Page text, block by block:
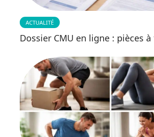
ACTUALITÉ
Dossier CMU en ligne : pièces